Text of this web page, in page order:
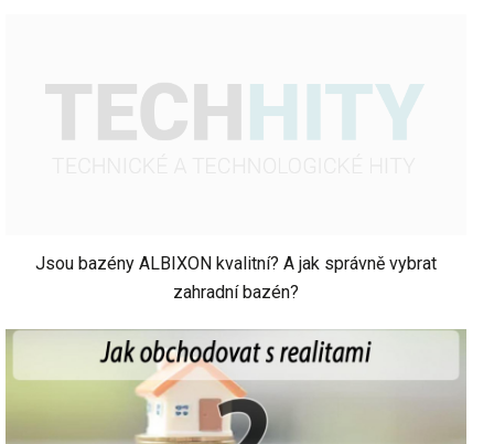
Jsou bazény ALBIXON kvalitní? A jak správně vybrat
zahradní bazén?